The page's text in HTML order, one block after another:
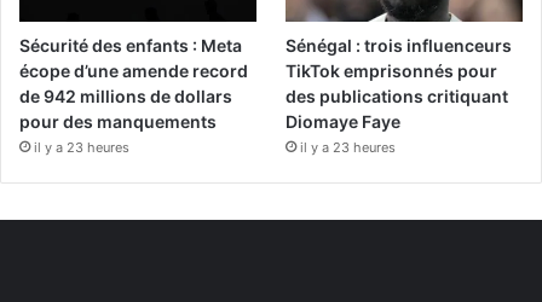
Sécurité des enfants : Meta
écope d’une amende record
de 942 millions de dollars
pour des manquements
il y a 23 heures
Sénégal : trois influenceurs
TikTok emprisonnés pour
des publications critiquant
Diomaye Faye
il y a 23 heures